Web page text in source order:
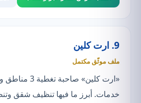
9. ارت كلين
ملف موثّق مكتمل
خدمات. أبرز ما فيها تنظيف شقق